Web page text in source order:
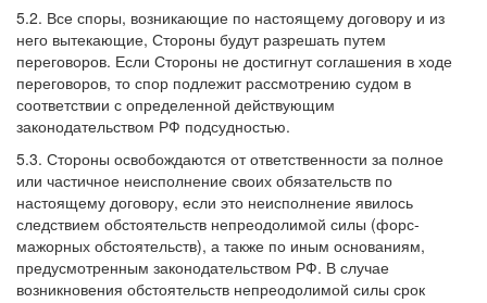
5.2. Все споры, возникающие по настоящему договору и из
него вытекающие, Стороны будут разрешать путем
переговоров. Если Стороны не достигнут соглашения в ходе
переговоров, то спор подлежит рассмотрению судом в
соответствии с определенной действующим
законодательством РФ подсудностью.
5.3. Стороны освобождаются от ответственности за полное
или частичное неисполнение своих обязательств по
настоящему договору, если это неисполнение явилось
следствием обстоятельств непреодолимой силы (форс-
мажорных обстоятельств), а также по иным основаниям,
предусмотренным законодательством РФ. В случае
возникновения обстоятельств непреодолимой силы срок